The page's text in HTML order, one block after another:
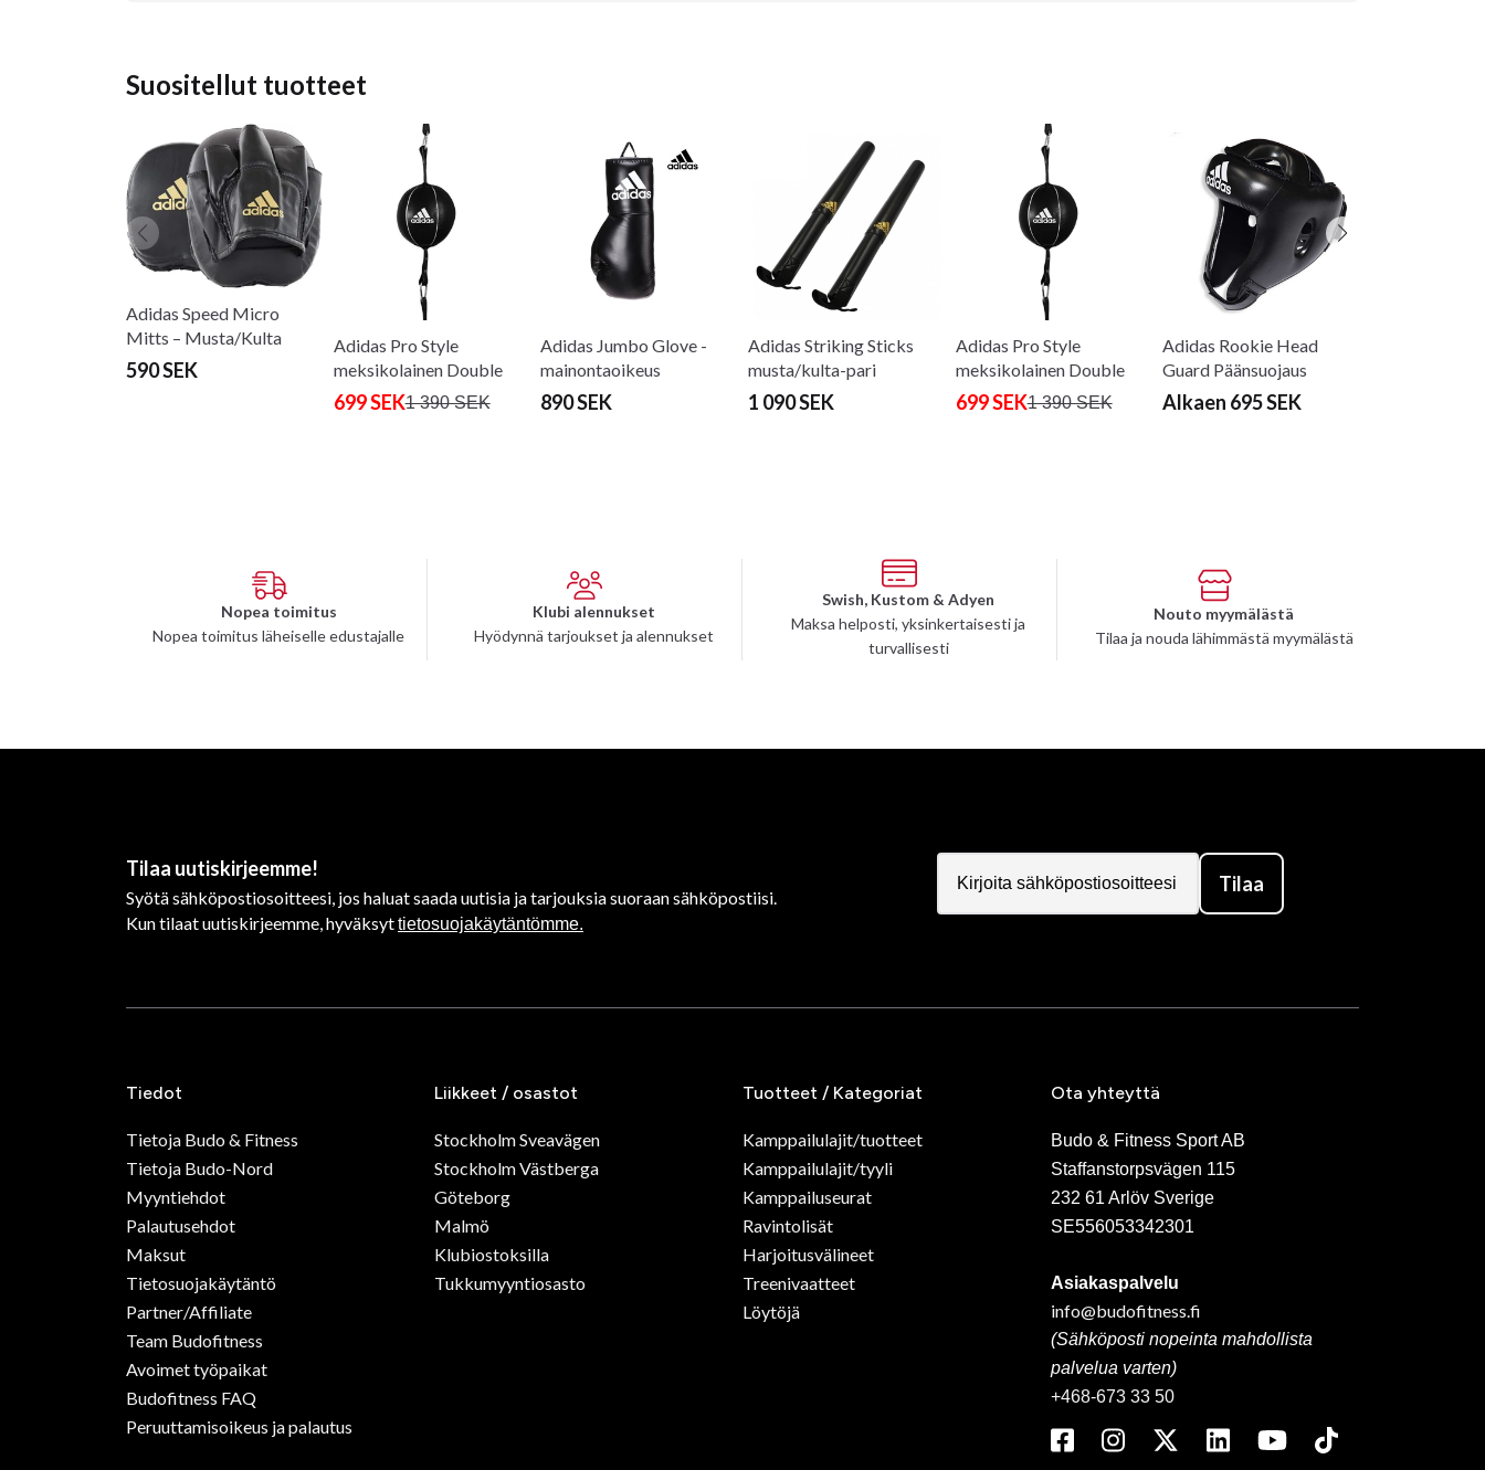
Suositellut tuotteet
Adidas Speed Micro
Mitts – Musta/Kulta
590 SEK
Adidas Pro Style
meksikolainen Double
End -laukku
699 SEK1 390 SEK
Adidas Jumbo Glove -
mainontaoikeus
890 SEK
Adidas Striking Sticks
musta/kulta-pari
1 090 SEK
Adidas Pro Style
meksikolainen Double
End -laukku
699 SEK1 390 SEK
Adidas Rookie Head
Guard Päänsuojaus
Alkaen 695 SEK
Nopea toimitus
Nopea toimitus läheiselle edustajalle
Klubi alennukset
Hyödynnä tarjoukset ja alennukset
Swish, Kustom & Adyen
Maksa helposti, yksinkertaisesti ja
turvallisesti
Nouto myymälästä
Tilaa ja nouda lähimmästä myymälästä
Tilaa uutiskirjeemme!
Syötä sähköpostiosoitteesi, jos haluat saada uutisia ja tarjouksia suoraan sähköpostiisi.
Kun tilaat uutiskirjeemme, hyväksyttietosuojakäytäntömme.
Tilaa
Tiedot
Tietoja Budo & Fitness
Tietoja Budo-Nord
Myyntiehdot
Palautusehdot
Maksut
Tietosuojakäytäntö
Partner/Affiliate
Team Budofitness
Avoimet työpaikat
Budofitness FAQ
Peruuttamisoikeus ja palautus
Liikkeet / osastot
Stockholm Sveavägen
Stockholm Västberga
Göteborg
Malmö
Klubiostoksilla
Tukkumyyntiosasto
Tuotteet / Kategoriat
Kamppailulajit/tuotteet
Kamppailulajit/tyyli
Kamppailuseurat
Ravintolisät
Harjoitusvälineet
Treenivaatteet
Löytöjä
Ota yhteyttä
Budo & Fitness Sport AB
Staffanstorpsvägen 115
232 61 Arlöv Sverige
SE556053342301
Asiakaspalvelu
info@budofitness.fi
(Sähköposti nopeinta mahdollista
palvelua varten)
+468-673 33 50